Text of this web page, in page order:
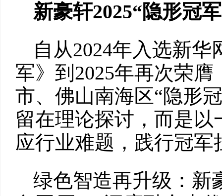
新豪轩2025“隐形冠军
自从2024年入选新
军》到2025年再次荣
市、佛山南海区“隐形
留在理论探讨，而是
应行业难题，践行冠军
绿色智造再升级：新